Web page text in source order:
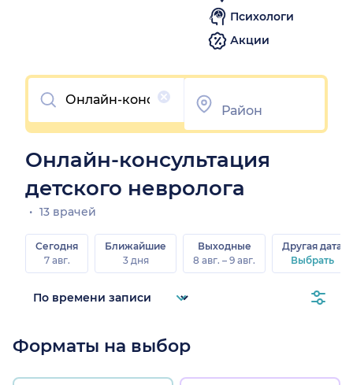
Психологи
Акции
Очистить
Онлайн-консультация
детского невролога
13 врачей
Сегодня
7 авг.
Ближайшие
3 дня
Выходные
8 авг. – 9 авг.
Другая дата
Выбрать
Форматы на выбор